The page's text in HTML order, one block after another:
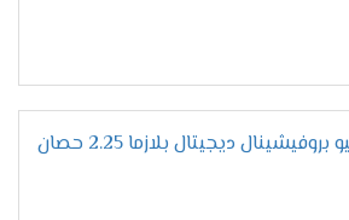
فى الاسواق ولتلك السبب وفرنا لكم
التشغيل الاقتصادى أثناء النوم نقوم
درجة التبريد المطلوبة وعند الوصول
والمناسب لجسم الانسان خلال
بالتوقف اوتوماتيكيا دون ان يحتاج
سعر تكييف فريش نيو بروفيشينال ديجيتال بلازما 2.25 حصان